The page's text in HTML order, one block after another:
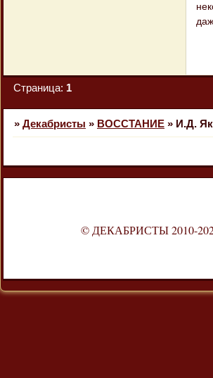
Страница: 1
» Декабристы » ВОССТАНИЕ » И.Д.
© ДЕКАБРИСТЫ 2010-2026.